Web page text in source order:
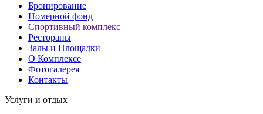
Бронирование
Номерной фонд
Спортивный комплекс
Рестораны
Залы и Площадки
О Комплексе
Фотогалерея
Контакты
Услуги и отдых